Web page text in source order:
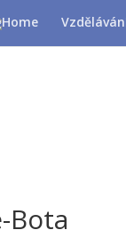
Bota